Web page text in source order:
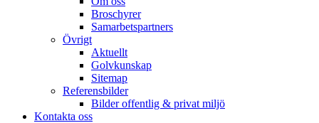
Broschyrer
Samarbetspartners
Övrigt
Aktuellt
Golvkunskap
Sitemap
Referensbilder
Bilder offentlig & privat miljö
Kontakta oss